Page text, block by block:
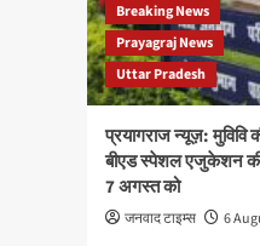
Breaking News
Prayagraj News
Uttar Pradesh
प्रयागराज न्यूज़: मुविवि
बीएड स्पेशल एजुकेशन की
7 अगस्त को
जनवाद टाइम्स 6